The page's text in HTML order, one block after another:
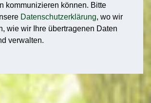
kommunizieren können. Bitte
Datenschutzerklärung, wo wir
wie wir Ihre übertragenen Daten
verwalten.